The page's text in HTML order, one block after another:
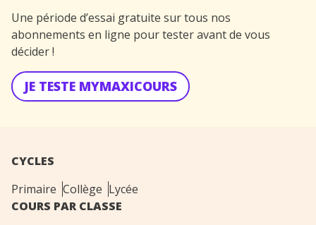
Une période d’essai gratuite sur tous nos
abonnements en ligne pour tester avant de vous
décider !
JE TESTE MYMAXICOURS
CYCLES
Primaire Collège Lycée
COURS PAR CLASSE